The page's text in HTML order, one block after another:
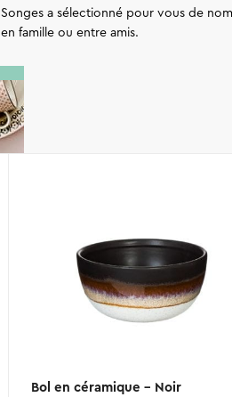
Songes a sélectionné pour vous de
en famille ou entre amis.
Bol en céramique – Noir